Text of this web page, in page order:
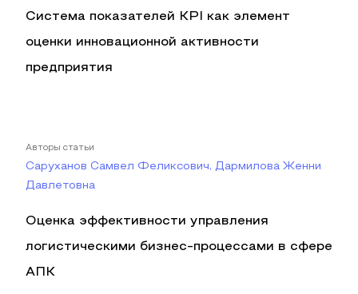
Система показателей KPI как элемент
оценки инновационной активности
предприятия
Авторы статьи
Саруханов Самвел Феликсович, Дармилова Женни
Давлетовна
Оценка эффективности управления
логистическими бизнес-процессами в сфере
АПК